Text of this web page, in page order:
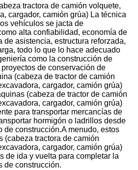
tractora de camión volquete,
cargador, camión grúa) La técnica
vehículos se jacta de
alta confiabilidad, economía de
de asistencia, estructura reforzada,
todo lo que lo hace adecuado
como la construcción de
de conservación de
(cabeza de tractor de camión
cargador, camión grúa)
(cabeza de tractor de camión
cargador, camión grúa)
para transportar mercancías de
hormigón o ladrillos desde
de construcción.A menudo, estos
(cabeza tractora de camión
cargador, camión grúa)
de ida y vuelta para completar la
de construcción.